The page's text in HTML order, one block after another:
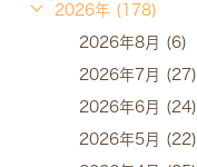
2026年 (178)
2026年8月 (6)
2026年7月 (27)
2026年6月 (24)
2026年5月 (22)